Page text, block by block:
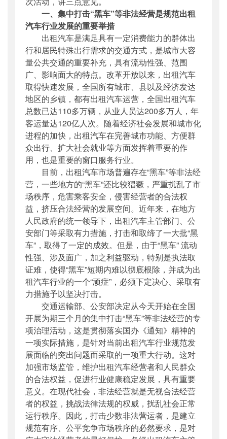
一、集中打击“黑车”等非法经营是规范出租
汽车行业发展的重要举措
出租汽车是满足具有一定消费能力的群体出
行和居民特殊出行需求的交通方式，是城市大容
量公共交通的重要补充，具有流动性强、范围
广、影响面大的特点。改革开放以来，出租汽车
取得快速发展，全国所有城市、县以及经济发达
地区的乡镇，都有出租汽车运营，全国出租汽车
总数已达110多万辆，从业人员达200多万人，年
客运量达120亿人次。随着经济社会发展和城市化
进程的加快，出租汽车在完善城市功能、方便群
众出行、扩大社会就业等方面发挥着重要的作
用，也是重要的窗口服务行业。
目前，出租汽车市场普遍存在“黑车”等非法经
营，一些地方的“黑车”还比较猖獗，严重扰乱了市
场秩序，危害乘客安全，侵害经营者的合法权
益，挤压合法经营的发展空间。近年来，在地方
人民政府的统一领导下，出租汽车主管部门、公
安部门等采取有力措施，打击和取缔了一大批“黑
车”，取得了一定的成效。但是，由于“黑车” 流动
性强、涉及面广，加之利益驱动，特别是执法取
证难，使得“黑车”短期内难以彻底根除，并成为出
租汽车行业的一个“顽症”，必须下定决心、采取有
力措施予以坚决打击。
交通运输部、公安部决定从今天开始在全国
开展为期三个月的集中打击“黑车”等非法经营的专
项治理活动，这是贯彻落实国办《通知》精神的
一项实际措施，是针对当前出租汽车行业规范发
展面临的突出问题而采取的一项重大行动。这对
加强市场监管，维护出租汽车经营者和人民群众
的合法权益，促进行业健康稳定发展，具有重要
意义。在现代社会，非法经营就是无视合法经营
者的权益，挑战法律法规的权威，扰乱社会正常
运行秩序。因此，打击少数非法营运者，是建立
规范有序、公平竞争市场秩序的必然要求，是对